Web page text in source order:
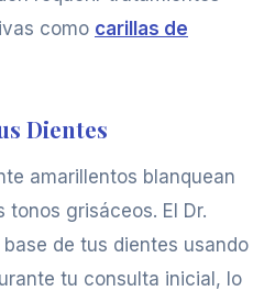
como carillas de
Dientes
amarillentos blanquean
grisáceos. El Dr.
de tus dientes usando
tu consulta inicial, lo